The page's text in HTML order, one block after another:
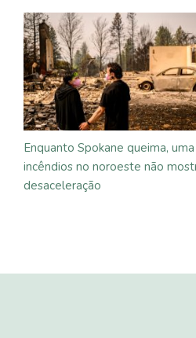
Enquanto Spokane queima,
incêndios no noroeste não
desaceleração